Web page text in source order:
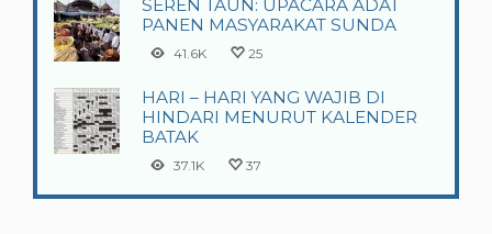
SEREN TAUN: UPACARA ADAT
PANEN MASYARAKAT SUNDA
41.6K 25
HARI – HARI YANG WAJIB DI
HINDARI MENURUT KALENDER
BATAK
37.1K 37